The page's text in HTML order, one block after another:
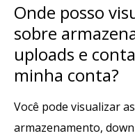
Onde posso
sobre
uploads e
minha conta?
Você pode visualizar
armazenamento,